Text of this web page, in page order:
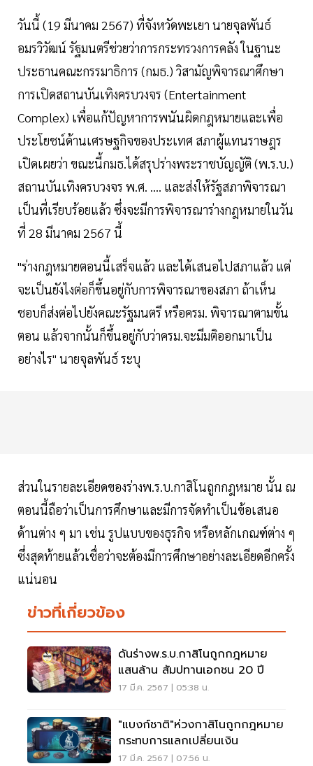
วันนี้ (19 มีนาคม 2567) ที่จังหวัดพะเยา นายจุลพันธ์
อมรวิวัฒน์ รัฐมนตรีช่วยว่าการกระทรวงการคลัง ในฐานะ
ประธานคณะกรรมาธิการ (กมธ.) วิสามัญพิจารณาศึกษา
การเปิดสถานบันเทิงครบวงจร (Entertainment
Complex) เพื่อแก้ปัญหาการพนันผิดกฎหมายและเพื่อ
ประโยชน์ด้านเศรษฐกิจของประเทศ สภาผู้แทนราษฎร
เปิดเผยว่า ขณะนี้กมธ.ได้สรุปร่างพระราชบัญญัติ (พ.ร.บ.)
สถานบันเทิงครบวงจร พ.ศ. .... และส่งให้รัฐสภาพิจารณา
เป็นที่เรียบร้อยแล้ว ซึ่งจะมีการพิจารณาร่างกฎหมายในวัน
ที่ 28 มีนาคม 2567 นี้
"ร่างกฎหมายตอนนี้เสร็จแล้ว และได้เสนอไปสภาแล้ว แต่
จะเป็นยังไงต่อก็ขึ้นอยู่กับการพิจารณาของสภา ถ้าเห็น
ชอบก็ส่งต่อไปยังคณะรัฐมนตรี หรือครม. พิจารณาตามขั้น
ตอน แล้วจากนั้นก็ขึ้นอยู่กับว่าครม.จะมีมติออกมาเป็น
อย่างไร" นายจุลพันธ์ ระบุ
ส่วนในรายละเอียดของร่างพ.ร.บ.กาสิโนถูกกฎหมาย นั้น ณ
ตอนนี้ถือว่าเป็นการศึกษาและมีการจัดทำเป็นข้อเสนอ
ด้านต่าง ๆ มา เช่น รูปแบบของธุรกิจ หรือหลักเกณฑ์ต่าง ๆ
ซึ่งสุดท้ายแล้วเชื่อว่าจะต้องมีการศึกษาอย่างละเอียดอีกครั้ง
แน่นอน
ข่าวที่เกี่ยวข้อง
ดันร่างพ.ร.บ.กาสิโนถูกกฎหมาย
แสนล้าน สัมปทานเอกชน 20 ปี
17 มี.ค. 2567 | 05:38 น.
"แบงก์ชาติ"ห่วงกาสิโนถูกกฎหมาย
กระทบการแลกเปลี่ยนเงิน
17 มี.ค. 2567 | 07:56 น.